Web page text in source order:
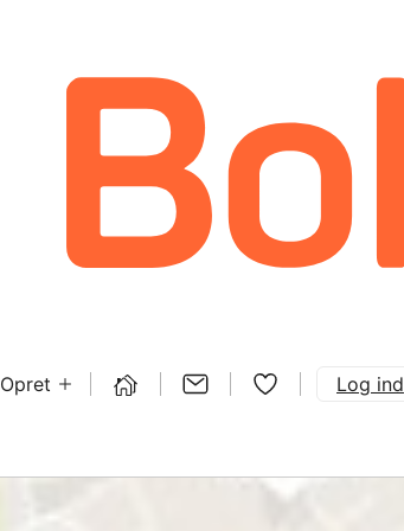
Opret Log ind